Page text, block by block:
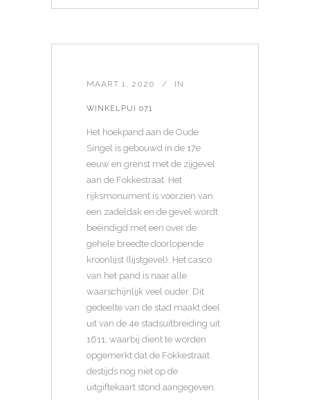
MAART 1, 2020 IN
WINKELPUI 071
Het hoekpand aan de Oude
Singel is gebouwd in de 17e
eeuw en grenst met de zijgevel
aan de Fokkestraat. Het
rijksmonument is voorzien van
een zadeldak en de gevel wordt
beëindigd met een over de
gehele breedte doorlopende
kroonlijst (lijstgevel). Het casco
van het pand is naar alle
waarschijnlijk veel ouder. Dit
gedeelte van de stad maakt deel
uit van de 4e stadsuitbreiding uit
1611, waarbij dient te worden
opgemerkt dat de Fokkestraat
destijds nog niet op de
uitgiftekaart stond aangegeven.